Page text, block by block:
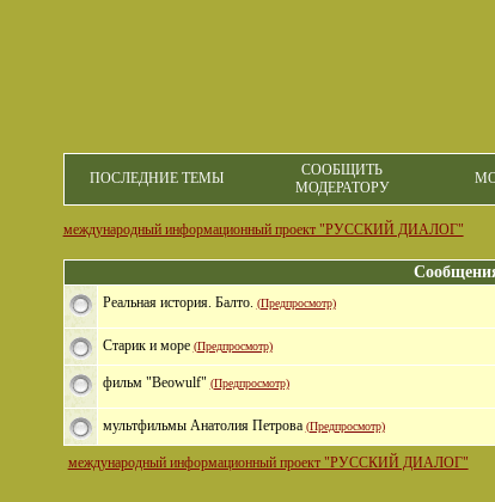
ПОСЛЕДНИЕ ТЕМЫ
СООБЩИТЬ
МОДЕРАТОРУ
международный информационный проект "РУССКИЙ ДИАЛОГ"
Реальная история. Балто. (Предпросмотр)
Cтарик и море (Предпросмотр)
фильм "Beowulf" (Предпросмотр)
мультфильмы Анатолия Петрова (Предпросмотр)
международный информационный проект "РУССКИЙ ДИАЛОГ"